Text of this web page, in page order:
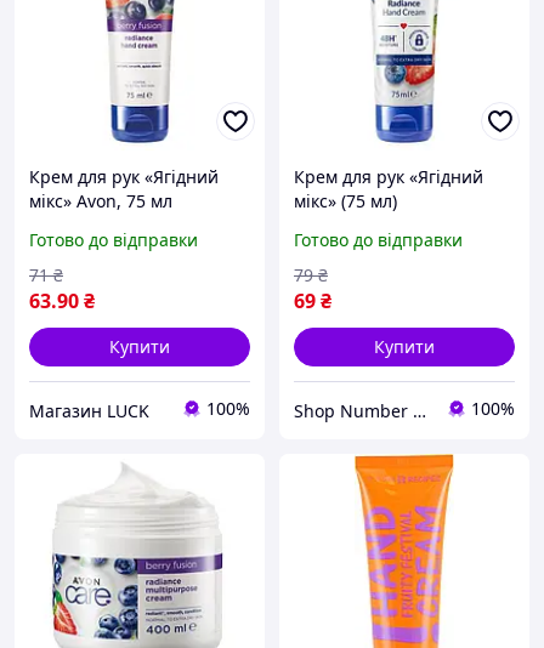
Крем для рук «Ягідний
мікс» Avon, 75 мл
Готово до відправки
63.90₴
71 ₴
Купити
Магазин LUCK 100%
Крем для рук «Ягідний
мікс» (75 мл)
Готово до відправки
69₴
79 ₴
Купити
Shop Number One 100%